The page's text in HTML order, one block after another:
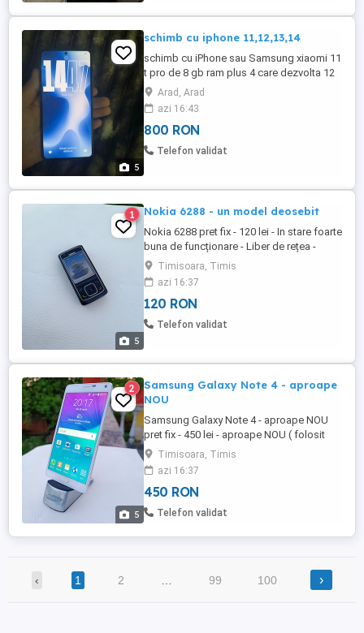
5
schimb cu iphone 11,12,13,14
schimb cu iPhone sau Samsung xiaomi 11
t pro de 8 gb ram plus 4 care dezvolta 12
gb ram și 256 stocare ecran 120 hz ecran
impecabil fără zgârieturi și fără nici o
problemă camere 108 MP Pentru mai
multe detali trimiteți-mi mesaj nu sunați.
Arad, Arad
azi 16:43
800 RON
Telefon validat
5
1 Nokia 6288 - un model deosebit
Nokia 6288 pret fix - 120 lei - In stare foarte
buna de funcționare - Liber de rețea -
baterieTimisoara, Timis
azi 16:37
120 RON
Telefon validat
5
2
Samsung Galaxy Note 4 - aproape
NOU
Samsung Galaxy Note 4 - aproape NOU
pret fix - 450 lei - aproape NOU ( folosit
foarte putin ) - model SM-N9100 - DUOS -
Dual SiM ( suportă utilizarea a două
cartele SIM în același timp ) - liber in orice
retea - capacitate memorie 16 GB -
memorie ram 3 GB - in stare perfecta de
Timisoara, Timis
azi 16:37
450 RON
Telefon validat
‹ 1 2 99 100 ›